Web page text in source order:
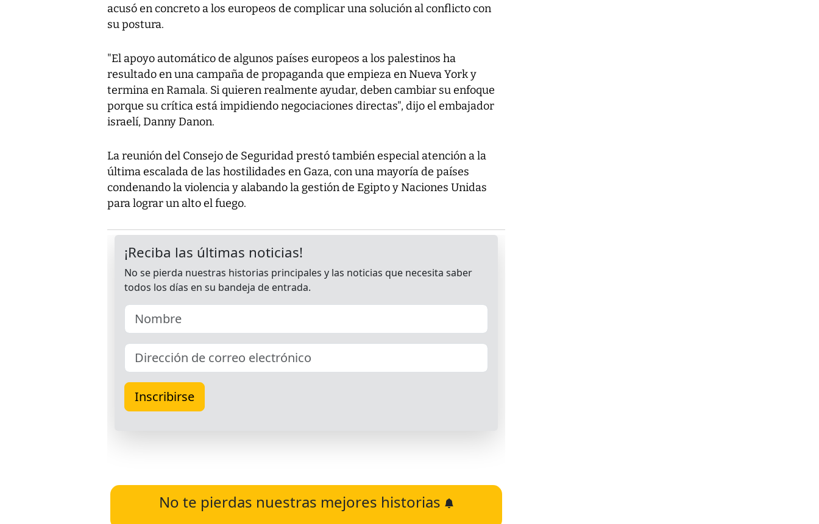
acusó en concreto a los europeos de complicar una solución al conflicto con
su postura.
"El apoyo automático de algunos países europeos a los palestinos ha
resultado en una campaña de propaganda que empieza en Nueva York y
termina en Ramala. Si quieren realmente ayudar, deben cambiar su enfoque
porque su crítica está impidiendo negociaciones directas", dijo el embajador
israelí, Danny Danon.
La reunión del Consejo de Seguridad prestó también especial atención a la
última escalada de las hostilidades en Gaza, con una mayoría de países
condenando la violencia y alabando la gestión de Egipto y Naciones Unidas
para lograr un alto el fuego.
No te pierdas nuestras mejores historias